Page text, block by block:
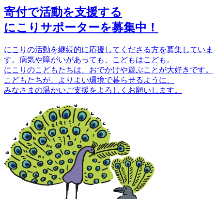
寄付で活動を支援する
にこりサポーターを募集中！
にこりの活動を継続的に応援してくださる方を募集していま
す。病気や障がいがあっても、こどもはこども。
にこりのこどもたちは、おでかけや遊ぶことが大好きです。
こどもたちが、よりよい環境で暮らせるように、
みなさまの温かいご支援をよろしくお願いします。